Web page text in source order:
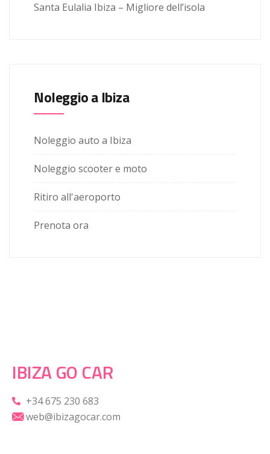
Santa Eulalia Ibiza – Migliore dell’isola
Noleggio a Ibiza
Noleggio auto a Ibiza
Noleggio scooter e moto
Ritiro all'aeroporto
Prenota ora
IBIZA GO CAR
+34 675 230 683
web@ibizagocar.com